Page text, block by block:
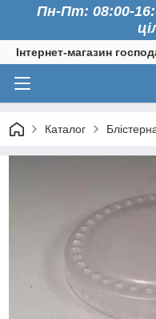
Пн-Пт: 08:00-
Інтернет-магазин
Каталог